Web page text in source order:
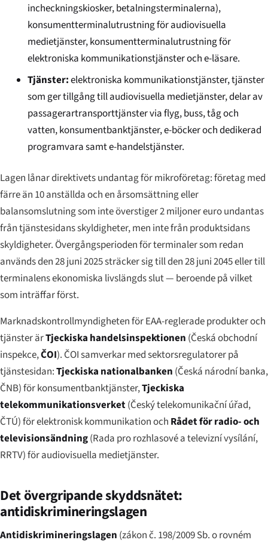
incheckningskiosker, betalningsterminalerna),
konsumentterminalutrustning för audiovisuella
medietjänster, konsumentterminalutrustning för
elektroniska kommunikationstjänster och e-läsare.
Tjänster:elektroniska kommunikationstjänster, tjänster
som ger tillgång till audiovisuella medietjänster, delar av
passagerartransporttjänster via flyg, buss, tåg och
vatten, konsumentbanktjänster, e-böcker och dedikerad
programvara samt e-handelstjänster.
Lagen lånar direktivets undantag för mikroföretag: företag med
färre än 10 anställda och en årsomsättning eller
balansomslutning som inte överstiger 2 miljoner euro undantas
från tjänstesidans skyldigheter, men inte från produktsidans
skyldigheter. Övergångsperioden för terminaler som redan
används den 28 juni 2025 sträcker sig till den 28 juni 2045 eller till
terminalens ekonomiska livslängds slut — beroende på vilket
som inträffar först.
Marknadskontrollmyndigheten för EAA-reglerade produkter och
tjänster ärTjeckiska handelsinspektionen (Česká obchodní
inspekce,ČOI). ČOI samverkar med sektorsregulatorer på
tjänstesidan:Tjeckiska nationalbanken (Česká národní banka,
ČNB) för konsumentbanktjänster,Tjeckiska
telekommunikationsverket(Český telekomunikační úřad,
ČTÚ) för elektronisk kommunikation och Rådet för radio- och
televisionsändning(Rada pro rozhlasové a televizní vysílání,
RRTV) för audiovisuella medietjänster.
Det övergripande skyddsnätet:
antidiskrimineringslagen
Antidiskrimineringslagen (zákon č. 198/2009 Sb. o rovném